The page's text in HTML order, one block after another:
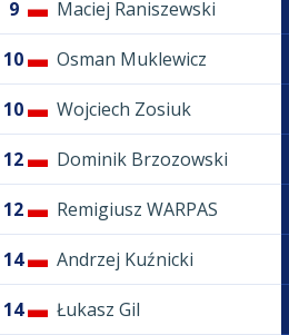
9 Maciej Raniszewski
10 Osman Muklewicz
10 Wojciech Zosiuk
12 Dominik Brzozowski
12 Remigiusz WARPAS
14 Andrzej Kuźnicki
14 Łukasz Gil